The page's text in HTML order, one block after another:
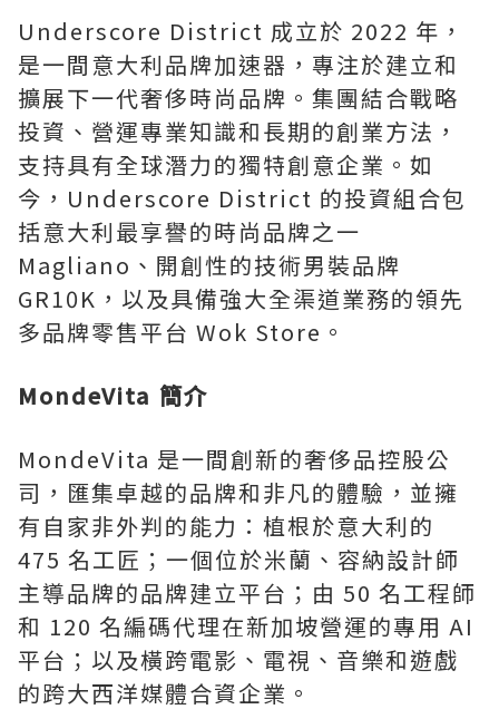
Underscore District 成立於 2022 年，
是一間意大利品牌加速器，專注於建立和
擴展下一代奢侈時尚品牌。集團結合戰略
投資、營運專業知識和長期的創業方法，
支持具有全球潛力的獨特創意企業。如
今，Underscore District 的投資組合包
括意大利最享譽的時尚品牌之一
Magliano、開創性的技術男裝品牌
GR10K，以及具備強大全渠道業務的領先
多品牌零售平台 Wok Store。
MondeVita 簡介
MondeVita 是一間創新的奢侈品控股公
司，匯集卓越的品牌和非凡的體驗，並擁
有自家非外判的能力：植根於意大利的
475 名工匠；一個位於米蘭、容納設計師
主導品牌的品牌建立平台；由 50 名工程師
和 120 名編碼代理在新加坡營運的專用 AI
平台；以及橫跨電影、電視、音樂和遊戲
的跨大西洋媒體合資企業。